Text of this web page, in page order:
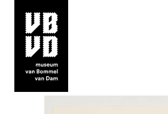
museum van Bommel van Dam